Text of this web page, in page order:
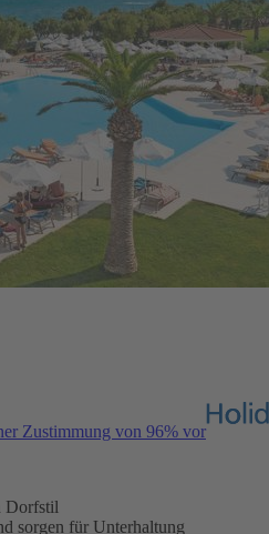
Zustimmung von 96% vor
Dorfstil
sorgen für Unterhaltung